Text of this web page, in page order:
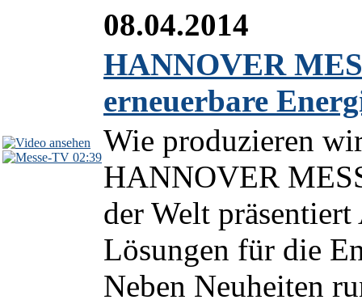
02:39
08.04.2014
HANNOVER
erneuerbare
Wie produzieren
HANNOVER
der Welt
Lösungen für die
Neben Neuheiten